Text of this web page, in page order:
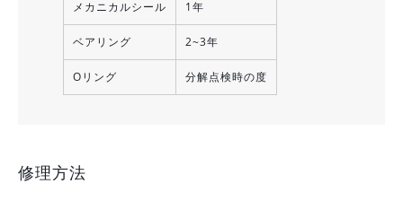
メカニカルシール 1年
ベアリング 2~3年
Oリング 分解点検時の度
修理方法